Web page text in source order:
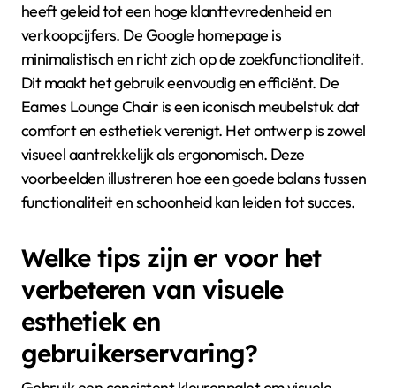
heeft geleid tot een hoge klanttevredenheid en
verkoopcijfers. De Google homepage is
minimalistisch en richt zich op de zoekfunctionaliteit.
Dit maakt het gebruik eenvoudig en efficiënt. De
Eames Lounge Chair is een iconisch meubelstuk dat
comfort en esthetiek verenigt. Het ontwerp is zowel
visueel aantrekkelijk als ergonomisch. Deze
voorbeelden illustreren hoe een goede balans tussen
functionaliteit en schoonheid kan leiden tot succes.
Welke tips zijn er voor het
verbeteren van visuele
esthetiek en
gebruikerservaring?